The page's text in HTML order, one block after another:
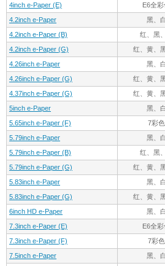
4inch e-Paper (E)
E6全彩
4.2inch e-Paper
黑、白
4.2inch e-Paper (B)
红、黑
4.2inch e-Paper (G)
红、黄、
4.26inch e-Paper
黑、白
4.26inch e-Paper (G)
红、黄、
4.37inch e-Paper (G)
红、黄、
5inch e-Paper
黑、白
5.65inch e-Paper (F)
7彩色
5.79inch e-Paper
黑、白
5.79inch e-Paper (B)
红、黑
5.79inch e-Paper (G)
红、黄、
5.83inch e-Paper
黑、白
5.83inch e-Paper (G)
红、黄、
6inch HD e-Paper
黑、白
7.3inch e-Paper (E)
E6全彩
7.3inch e-Paper (F)
7彩色
7.5inch e-Paper
黑、白